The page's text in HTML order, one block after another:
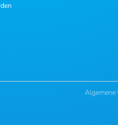
Algemene